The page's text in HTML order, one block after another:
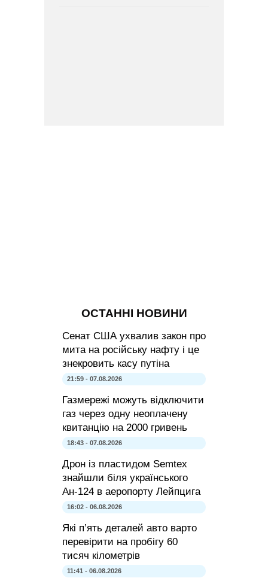
ОСТАННІ НОВИНИ
Сенат США ухвалив закон про
мита на російську нафту і це
знекровить касу путіна
21:59 - 07.08.2026
Газмережі можуть відключити
газ через одну неоплачену
квитанцію на 2000 гривень
18:43 - 07.08.2026
Дрон із пластидом Semtex
знайшли біля українського
Ан-124 в аеропорту Лейпцига
16:02 - 06.08.2026
Які п’ять деталей авто варто
перевірити на пробігу 60
тисяч кілометрів
11:41 - 06.08.2026